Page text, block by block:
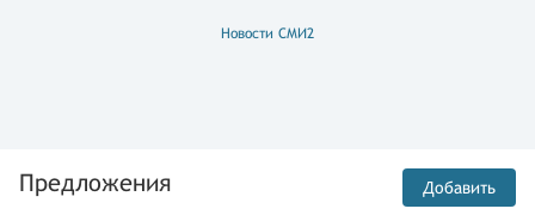
Новости СМИ2
Предложения Добавить